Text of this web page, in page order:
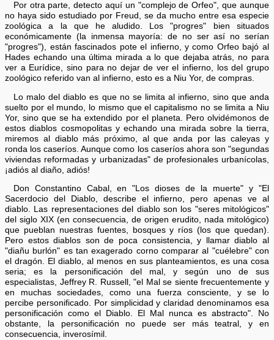
Por otra parte, detecto aquí un "complejo de Orfeo", que aunque
no haya sido estudiado por Freud, se da mucho entre esa especie
zoológica a la que he aludido. Los "progres" bien situados
económicamente (la inmensa mayoría: de no ser así no serían
"progres"), están fascinados pote el infierno, y como Orfeo bajó al
Hades echando una última mirada a lo que dejaba atrás, no para
ver a Eurídice, sino para no dejar de ver el infierno, los del grupo
zoológico referido van al infierno, esto es a Niu Yor, de compras.
Lo malo del diablo es que no se limita al infierno, sino que anda
suelto por el mundo, lo mismo que el capitalismo no se limita a Niu
Yor, sino que se ha extendido por el planeta. Pero olvidémonos de
estos diablos cosmopolitas y echando una mirada sobre la tierra,
miremos al diablo más próximo, al que anda por las caleyas y
ronda los caseríos. Aunque como los caseríos ahora son "segundas
viviendas reformadas y urbanizadas" de profesionales urbanícolas,
¡adiós al diaño, adiós!
Don Constantino Cabal, en "Los dioses de la muerte" y "El
Sacerdocio del Diablo, describe el infierno, pero apenas ve al
diablo. Las representaciones del diablo son los "seres mitológicos"
del siglo XIX (en consecuencia, de origen erudito, nada mitológico)
que pueblan nuestras fuentes, bosques y ríos (los que quedan).
Pero estos diablos son de poca consistencia, y llamar diablo al
"diañu burlón" es tan exagerado corno comparar al "cuélebre" con
el dragón. El diablo, al menos en sus planteamientos, es una cosa
seria; es la personificación del mal, y según uno de sus
especialistas, Jeffrey R. Russell, "el Mal se siente frecuentemente y
en muchas sociedades, como una fuerza consciente, y se lo
percibe personificado. Por simplicidad y claridad denominamos esa
personificación como el Diablo. El Mal nunca es abstracto". No
obstante, la personificación no puede ser más teatral, y en
consecuencia, inverosímil.